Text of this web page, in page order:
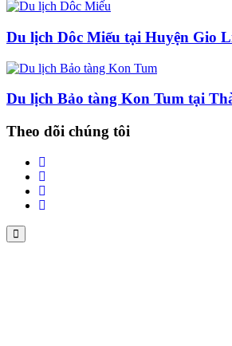
Du lịch Dôc Miếu tại Huyện Gio
Du lịch Bảo tàng Kon Tum tại
Theo dõi chúng tôi